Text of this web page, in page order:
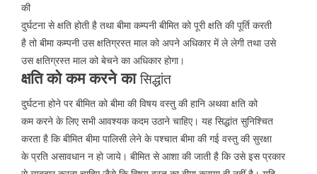
की
दुर्घटना से क्षति होती है तथा बीमा कम्पनी बीमित को पूरी क्षति की पूर्ति करती
है तो बीमा कम्पनी उस क्षतिग्रस्त माल को अपने अधिकार में ले लेगी तथा उसे
उस क्षतिग्रस्त माल को बेचने का अधिकार होगा।
क्षति को कम करने कासिद्धांत
दुर्घटना होने पर बीमित को बीमा की विषय वस्तु की हानि अथवा क्षति को
कम करने के लिए सभी आवश्यक कदम उठाने चाहिए। यह सिद्धांत सुनिश्चित
करता है कि बीमित बीमा पालिसी लेने के पश्चात बीमा की गई वस्तु की सुरक्षा
के प्रति असावधान न हो जाये। बीमित से आशा की जाती है कि उसे इस प्रकार